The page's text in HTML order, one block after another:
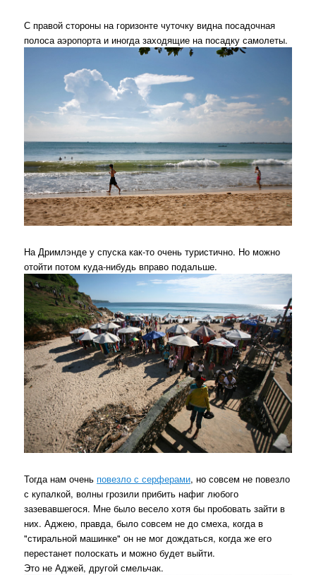
С правой стороны на горизонте чуточку видна посадочная
полоса аэропорта и иногда заходящие на посадку самолеты.
На Дримлэнде у спуска как-то очень туристично. Но можно
отойти потом куда-нибудь вправо подальше.
Тогда нам очень повезло с серферами, но совсем не повезло
с купалкой, волны грозили прибить нафиг любого
зазевавшегося. Мне было весело хотя бы пробовать зайти в
них. Аджею, правда, было совсем не до смеха, когда в
"стиральной машинке" он не мог дождаться, когда же его
перестанет полоскать и можно будет выйти.
Это не Аджей, другой смельчак.